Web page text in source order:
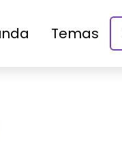
Temas